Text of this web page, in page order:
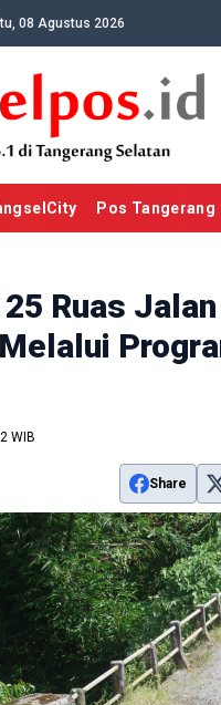
08 Agustus 2026
Pos Tangerang
Ruas
WIB
Share